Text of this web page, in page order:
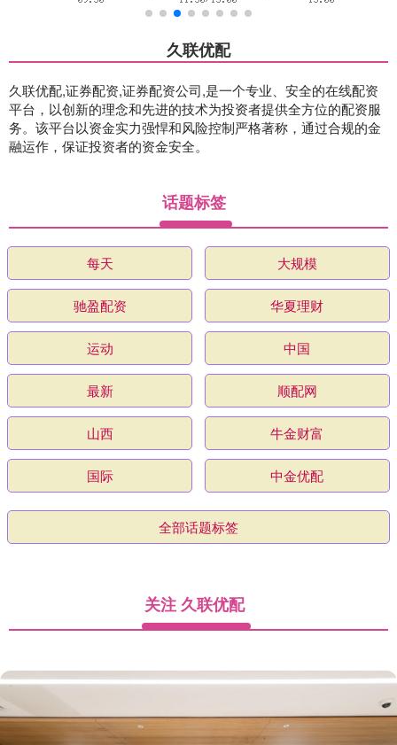
久联优配
久联优配,证券配资,证券配资公司,是一个专业、安全的在线配资
平台，以创新的理念和先进的技术为投资者提供全方位的配资服
务。该平台以资金实力强悍和风险控制严格著称，通过合规的金
融运作，保证投资者的资金安全。
话题标签
每天 大规模
驰盈配资 华夏理财
运动 中国
最新 顺配网
山西 牛金财富
国际 中金优配
全部话题标签
关注 久联优配